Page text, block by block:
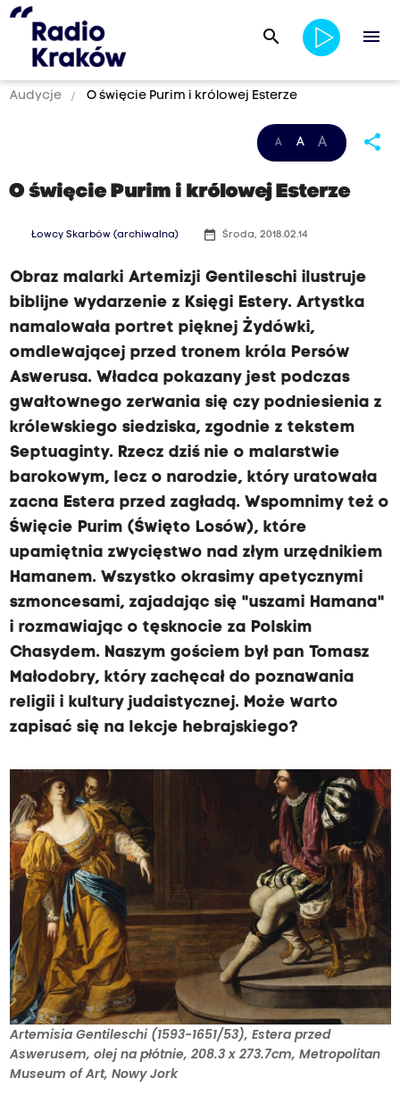
search menu
Audycje O święcie Purim i królowej Esterze
A A A share
O święcie Purim i królowej Esterze
Łowcy Skarbów (archiwalna) date_range Środa, 2018.02.14
Obraz malarki Artemizji Gentileschi ilustruje
biblijne wydarzenie z Księgi Estery. Artystka
namalowała portret pięknej Żydówki,
omdlewającej przed tronem króla Persów
Aswerusa. Władca pokazany jest podczas
gwałtownego zerwania się czy podniesienia z
królewskiego siedziska, zgodnie z tekstem
Septuaginty. Rzecz dziś nie o malarstwie
barokowym, lecz o narodzie, który uratowała
zacna Estera przed zagładą. Wspomnimy też o
Święcie Purim (Święto Losów), które
upamiętnia zwycięstwo nad złym urzędnikiem
Hamanem. Wszystko okrasimy apetycznymi
szmoncesami, zajadając się "uszami Hamana"
i rozmawiając o tęsknocie za Polskim
Chasydem. Naszym gościem był pan Tomasz
Małodobry, który zachęcał do poznawania
religii i kultury judaistycznej. Może warto
zapisać się na lekcje hebrajskiego?
Artemisia Gentileschi (1593-1651/53), Estera przed
Aswerusem, olej na płótnie, 208.3 x 273.7cm, Metropolitan
Museum of Art, Nowy Jork